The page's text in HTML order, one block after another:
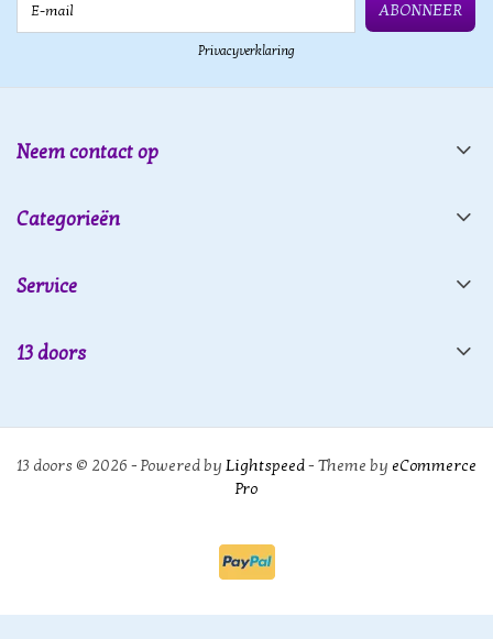
ABONNEER
Privacyverklaring
Neem contact op
Categorieën
Service
13 doors
13 doors © 2026 - Powered by Lightspeed- Theme by eCommerce
Pro